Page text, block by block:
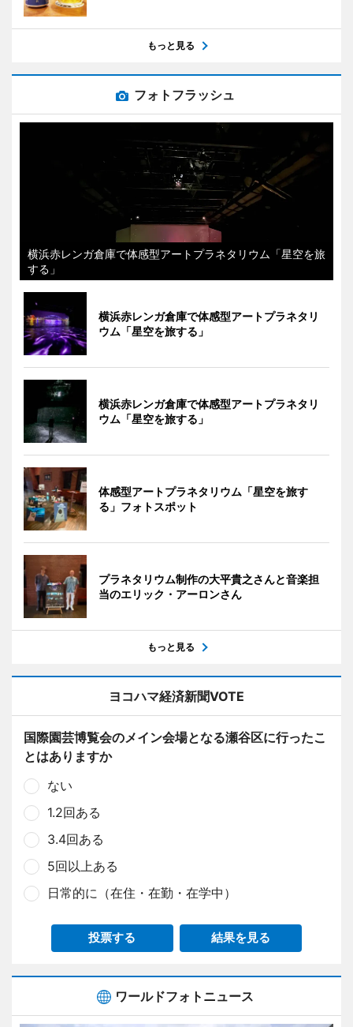
もっと見る
フォトフラッシュ
横浜赤レンガ倉庫で体感型アートプラネタリウム「星空を旅
する」
横浜赤レンガ倉庫で体感型アートプラネタリ
ウム「星空を旅する」
横浜赤レンガ倉庫で体感型アートプラネタリ
ウム「星空を旅する」
体感型アートプラネタリウム「星空を旅す
る」フォトスポット
プラネタリウム制作の大平貴之さんと音楽担
当のエリック・アーロンさん
もっと見る
ヨコハマ経済新聞VOTE
国際園芸博覧会のメイン会場となる瀬谷区に行ったこ
とはありますか
ない
1.2回ある
3.4回ある
5回以上ある
日常的に（在住・在勤・在学中）
投票する 結果を見る
ワールドフォトニュース